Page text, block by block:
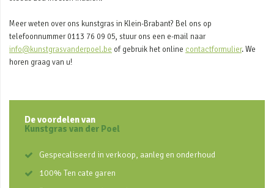
Meer weten over ons kunstgras in Klein-Brabant? Bel ons op
telefoonnummer 0113 76 09 05, stuur ons een e-mail naar
info@kunstgrasvanderpoel.be of gebruik het online contactformulier. We
horen graag van u!
De voordelen van
Kunstgras van der Poel
Gespecaliseerd in verkoop, aanleg en onderhoud
100% Ten cate garen